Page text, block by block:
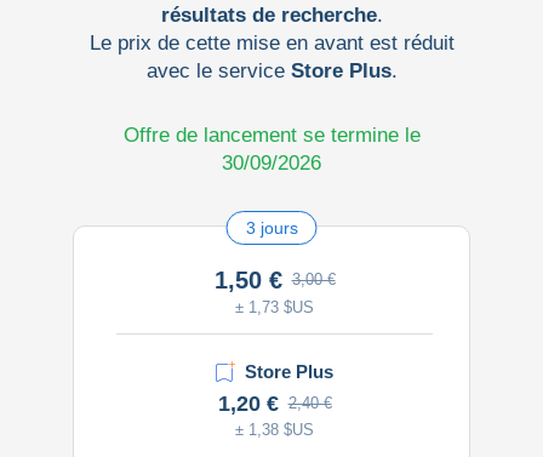
résultats de recherche.
Le prix de cette mise en avant est réduit
avec le service Store Plus.
Offre de lancement se termine le
30/09/2026
3 jours
1,50 € 3,00 €
± 1,73 $US
Store Plus
1,20 € 2,40 €
± 1,38 $US